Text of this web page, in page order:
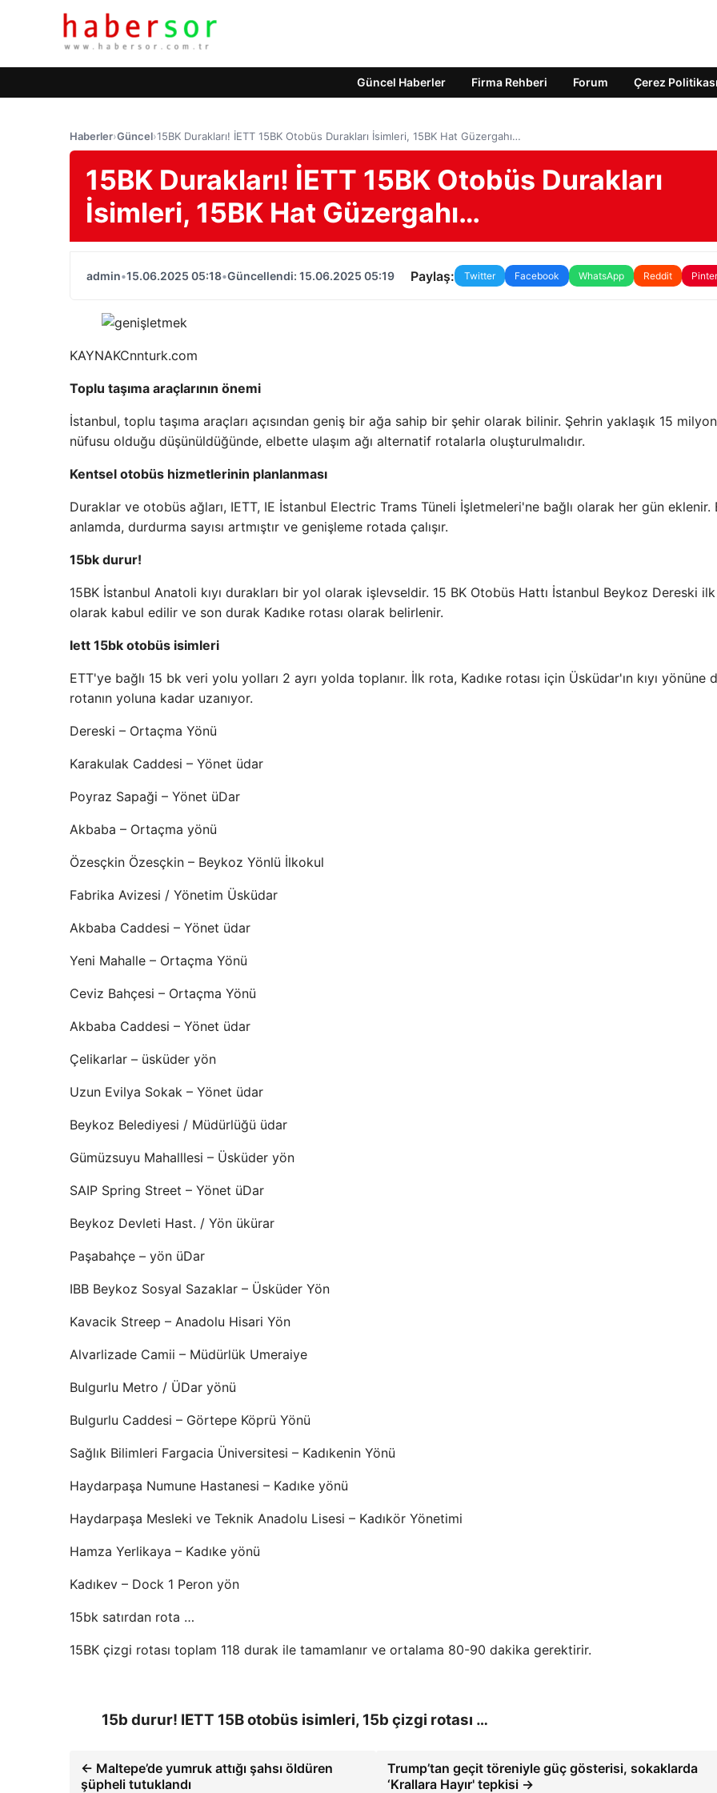
Güncel Haberler Firma Rehberi Forum Çerez Politikası
Haberler›Güncel›15BK Durakları! İETT 15BK Otobüs Durakları İsimleri, 15BK Hat Güzergahı…
15BK Durakları! İETT 15BK Otobüs Durakları
İsimleri, 15BK Hat Güzergahı…
admin•15.06.2025 05:18•Güncellendi: 15.06.2025 05:19 Paylaş: Twitter Facebook WhatsApp Reddit
KAYNAKCnnturk.com
Toplu taşıma araçlarının önemi
İstanbul, toplu taşıma araçları açısından geniş bir ağa sahip bir şehir olarak bilinir. Şehrin yaklaşık 15 milyon
nüfusu olduğu düşünüldüğünde, elbette ulaşım ağı alternatif rotalarla oluşturulmalıdır.
Kentsel otobüs hizmetlerinin planlanması
Duraklar ve otobüs ağları, IETT, IE İstanbul Electric Trams Tüneli İşletmeleri'ne bağlı olarak her gün eklenir.
anlamda, durdurma sayısı artmıştır ve genişleme rotada çalışır.
15bk durur!
15BK İstanbul Anatoli kıyı durakları bir yol olarak işlevseldir. 15 BK Otobüs Hattı İstanbul Beykoz Dereski
olarak kabul edilir ve son durak Kadıke rotası olarak belirlenir.
Iett 15bk otobüs isimleri
ETT'ye bağlı 15 bk veri yolu yolları 2 ayrı yolda toplanır. İlk rota, Kadıke rotası için Üsküdar'ın kıyı yönüne
rotanın yoluna kadar uzanıyor.
Dereski – Ortaçma Yönü
Karakulak Caddesi – Yönet üdar
Poyraz Sapaği – Yönet üDar
Akbaba – Ortaçma yönü
Özesçkin Özesçkin – Beykoz Yönlü İlkokul
Fabrika Avizesi / Yönetim Üsküdar
Akbaba Caddesi – Yönet üdar
Yeni Mahalle – Ortaçma Yönü
Ceviz Bahçesi – Ortaçma Yönü
Akbaba Caddesi – Yönet üdar
Çelikarlar – üsküder yön
Uzun Evilya Sokak – Yönet üdar
Beykoz Belediyesi / Müdürlüğü üdar
Gümüzsuyu Mahalllesi – Üsküder yön
SAIP Spring Street – Yönet üDar
Beykoz Devleti Hast. / Yön ükürar
Paşabahçe – yön üDar
IBB Beykoz Sosyal Sazaklar – Üsküder Yön
Kavacik Streep – Anadolu Hisari Yön
Alvarlizade Camii – Müdürlük Umeraiye
Bulgurlu Metro / ÜDar yönü
Bulgurlu Caddesi – Görtepe Köprü Yönü
Sağlık Bilimleri Fargacia Üniversitesi – Kadıkenin Yönü
Haydarpaşa Numune Hastanesi – Kadıke yönü
Haydarpaşa Mesleki ve Teknik Anadolu Lisesi – Kadıkör Yönetimi
Hamza Yerlikaya – Kadıke yönü
Kadıkev – Dock 1 Peron yön
15bk satırdan rota …
15BK çizgi rotası toplam 118 durak ile tamamlanır ve ortalama 80-90 dakika gerektirir.
15b durur! IETT 15B otobüs isimleri, 15b çizgi rotası …
← Maltepe’de yumruk attığı şahsı öldüren
şüpheli tutuklandı
Trump’tan geçit töreniyle güç gösterisi, sokaklarda
‘Krallara Hayır' tepkisi →